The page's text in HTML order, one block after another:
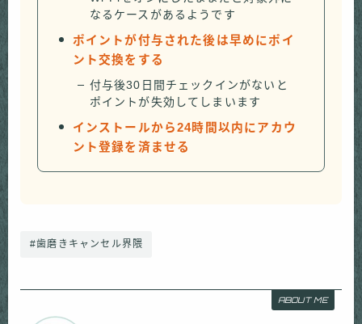
なるケースがあるようです
ポイントが付与された後は早めにポイ
ント交換をする
付与後30日間チェックインがないと
ポイントが失効してしまいます
インストールから24時間以内にアカウ
ント登録を済ませる
#歯磨きキャンセル界隈
ABOUT ME